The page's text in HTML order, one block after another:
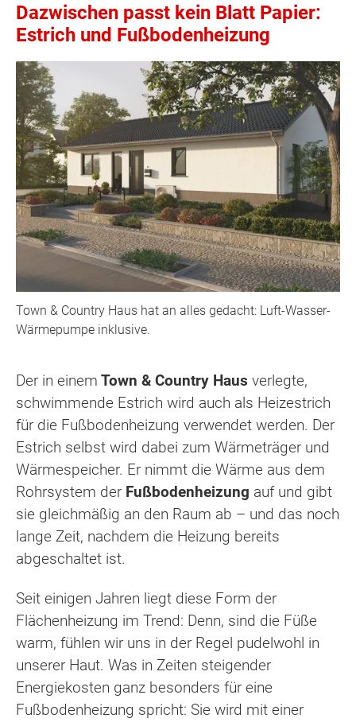
Dazwischen passt kein Blatt Papier:
Estrich und Fußbodenheizung
Town & Country Haus hat an alles gedacht: Luft-Wasser-
Wärmepumpe inklusive.
Der in einem Town & Country Haus verlegte,
schwimmende Estrich wird auch als Heizestrich
für die Fußbodenheizung verwendet werden. Der
Estrich selbst wird dabei zum Wärmeträger und
Wärmespeicher. Er nimmt die Wärme aus dem
Rohrsystem der Fußbodenheizung auf und gibt
sie gleichmäßig an den Raum ab – und das noch
lange Zeit, nachdem die Heizung bereits
abgeschaltet ist.
Seit einigen Jahren liegt diese Form der
Flächenheizung im Trend: Denn, sind die Füße
warm, fühlen wir uns in der Regel pudelwohl in
unserer Haut. Was in Zeiten steigender
Energiekosten ganz besonders für eine
Fußbodenheizung spricht: Sie wird mit einer